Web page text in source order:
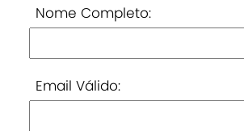
Nome Completo:
Email Válido: